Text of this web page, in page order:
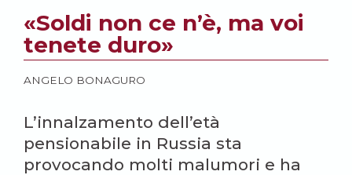
«Soldi non ce n’è, ma voi
tenete duro»
ANGELO BONAGURO
L’innalzamento dell’età
pensionabile in Russia sta
provocando molti malumori e ha